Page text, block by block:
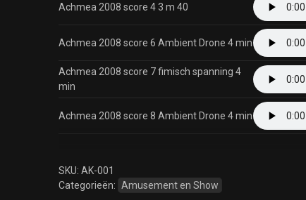
2008
Achmea 2008 score 4 3 m 40
Achmea 2008 score 6 Ambient Drone 4 min
Achmea 2008 score 7 fimisch spanning 4
min
Achmea 2008 score 8 Ambient Drone 4 min
SKU: AK-001
Categorieën: Amusement en Show